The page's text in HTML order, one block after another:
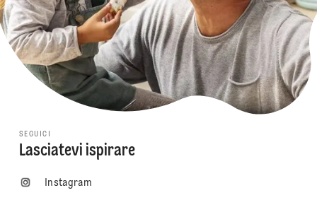
SEGUICI
Lasciatevi ispirare
Instagram